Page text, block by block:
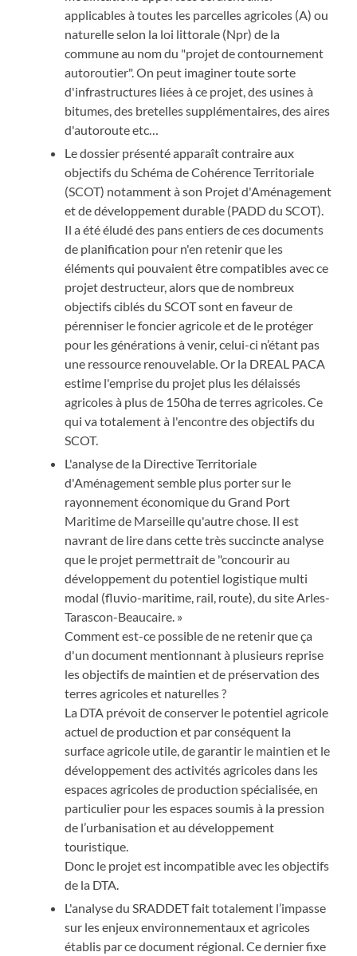
applicables à toutes les parcelles agricoles (A) ou
naturelle selon la loi littorale (Npr) de la
commune au nom du "projet de contournement
autoroutier". On peut imaginer toute sorte
d'infrastructures liées à ce projet, des usines à
bitumes, des bretelles supplémentaires, des aires
d'autoroute etc…
Le dossier présenté apparaît contraire aux
objectifs du Schéma de Cohérence Territoriale
(SCOT) notamment à son Projet d'Aménagement
et de développement durable (PADD du SCOT).
Il a été éludé des pans entiers de ces documents
de planification pour n'en retenir que les
éléments qui pouvaient être compatibles avec ce
projet destructeur, alors que de nombreux
objectifs ciblés du SCOT sont en faveur de
pérenniser le foncier agricole et de le protéger
pour les générations à venir, celui-ci n’étant pas
une ressource renouvelable. Or la DREAL PACA
estime l'emprise du projet plus les délaissés
agricoles à plus de 150ha de terres agricoles. Ce
qui va totalement à l'encontre des objectifs du
SCOT.
L'analyse de la Directive Territoriale
d'Aménagement semble plus porter sur le
rayonnement économique du Grand Port
Maritime de Marseille qu'autre chose. Il est
navrant de lire dans cette très succincte analyse
que le projet permettrait de "concourir au
développement du potentiel logistique multi
modal (fluvio-maritime, rail, route), du site Arles-
Tarascon-Beaucaire. »
Comment est-ce possible de ne retenir que ça
d'un document mentionnant à plusieurs reprise
les objectifs de maintien et de préservation des
terres agricoles et naturelles ?
La DTA prévoit de conserver le potentiel agricole
actuel de production et par conséquent la
surface agricole utile, de garantir le maintien et le
développement des activités agricoles dans les
espaces agricoles de production spécialisée, en
particulier pour les espaces soumis à la pression
de l’urbanisation et au développement
touristique.
Donc le projet est incompatible avec les objectifs
de la DTA.
L'analyse du SRADDET fait totalement l’impasse
sur les enjeux environnementaux et agricoles
établis par ce document régional. Ce dernier fixe